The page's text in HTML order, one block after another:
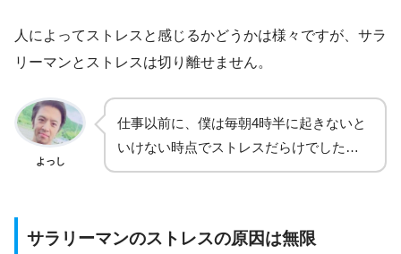
人によってストレスと感じるかどうかは様々ですが、サラ
リーマンとストレスは切り離せません。
よっし
仕事以前に、僕は毎朝4時半に起きないと
いけない時点でストレスだらけでした…
サラリーマンのストレスの原因は無限